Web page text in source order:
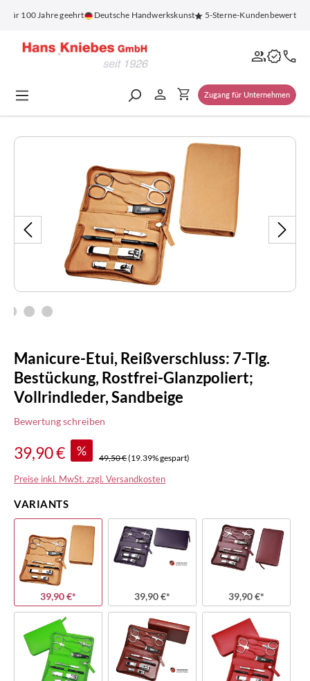
springen
100 Jahre geehrt Deutsche Handwerkskunst 5-Sterne-Kundenbewertung
Zugang für Unternehmen
Bildergalerie überspringen
Manicure-Etui, Reißverschluss: 7-Tlg.
Bestückung, Rostfrei-Glanzpoliert;
Vollrindleder, Sandbeige
Bewertung schreiben
39,90 € % 49,50 €(19.39% gespart)
Preise inkl. MwSt. zzgl. Versandkosten
VARIANTS
39,90 €* 39,90 €* 39,90 €*